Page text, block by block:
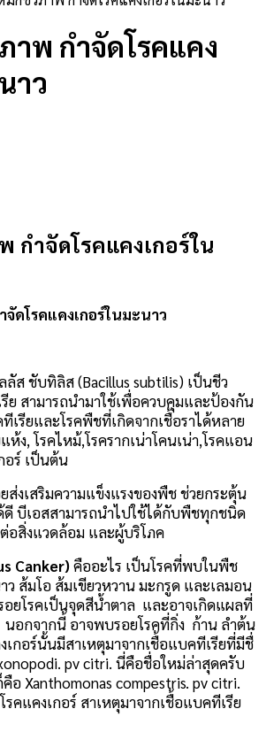
าพ กำจัดโรคแคง
าว
กำจัดโรคแคงเกอร์ใน
ลัส ชับทิลิส (Bacillus subtilis) เป็นชีว
สามารถนำมาใช้เพื่อควบคุมและป้องกัน
เรียและโรคพืชที่เกิดจากเชื้อราได้หลาย
ง, โรคไหม้,โรครากเน่าโคนเน่า,โรคแอน
อร์ เป็นต้น
ส่งเสริมความแข็งแรงของพืช ช่วยกระตุ้น
ดี บีเอสสามารถนำไปใช้ได้กับพืชทุกชนิด
อสิ่งแวดล้อม และผู้บริโภค
Canker)คืออะไร เป็นโรคที่พบในพืช
ส้มโอ ส้มเขียวหวาน มะกรูด และเลมอน
ยโรคเป็นจุดสีน้ำตาล และอาจเกิดแผลที่
นอกจากนี้ อาจพบรอยโรคที่กิ่ง ก้าน ลำต้น
เกอร์นั้นมีสาเหตุมาจากเชื้อแบคทีเรียที่มีชื่
pv citri. นี่คือชื่อใหม่ล่าสุดครับ
อ Xanthomonas compestris. pv citri.
คแคงเกอร์ สาเหตุมาจากเชื้อแบคทีเรีย